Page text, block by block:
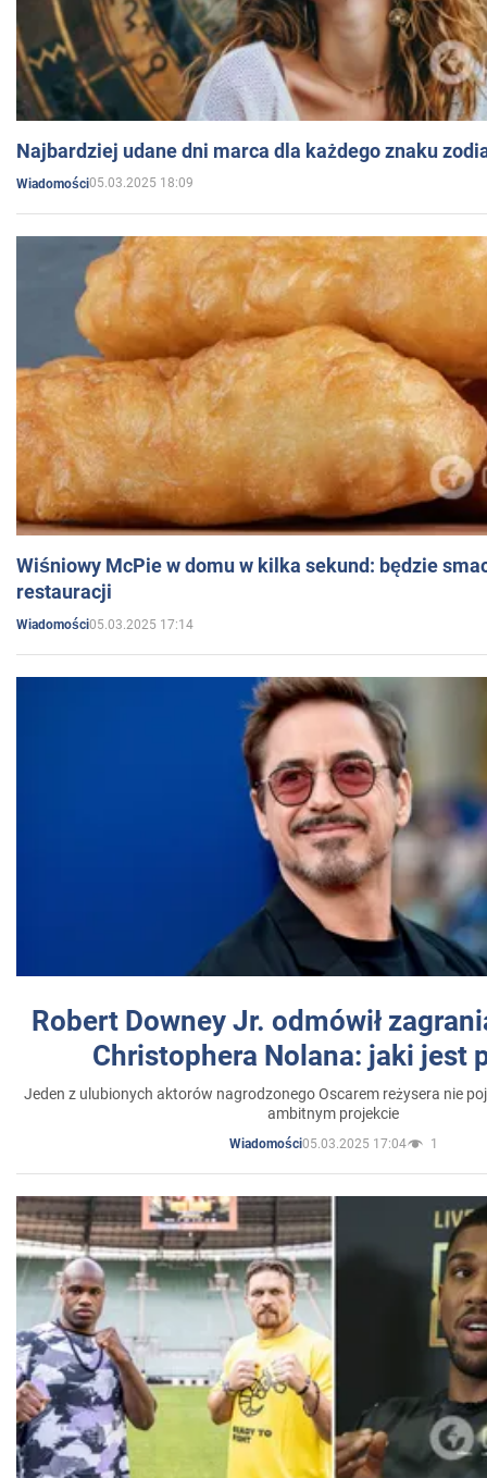
Najbardziej udane dni marca dla każdego znaku
Wiadomości05.03.2025 18:09
Wiśniowy McPie w domu w kilka sekund: będzie
restauracji
Wiadomości05.03.2025 17:14
Robert Downey Jr. odmówił
Christophera Nolana: jaki jest
Jeden z ulubionych aktorów nagrodzonego Oscarem reżysera nie
ambitnym projekcie
Wiadomości05.03.2025 17:04 1